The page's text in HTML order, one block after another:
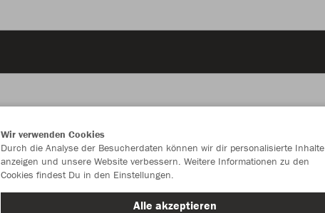
JAKO
Wir verwenden Cookies
Durch die Analyse der Besucherdaten können wir dir personalisierte Inhalte
anzeigen und unsere Website verbessern. Weitere Informationen zu den
Cookies findest Du in den Einstellungen.
Alle akzeptieren